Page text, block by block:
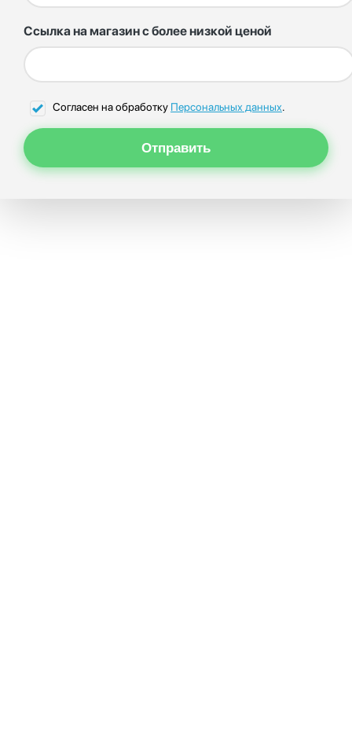
Ссылка на магазин с более низкой ценой
Согласен на обработку Персональных данных.
Отправить